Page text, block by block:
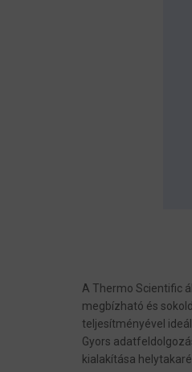
A Thermo Scientific
megbízható és
teljesítményével
Gyors
kialakítása